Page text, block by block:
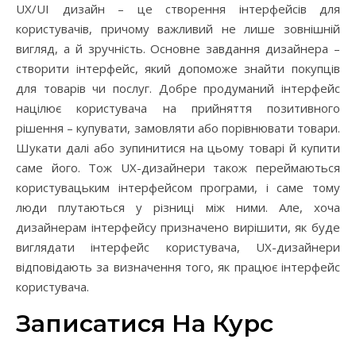
UX/UI дизайн – це створення інтерфейсів для
користувачів, причому важливий не лише зовнішній
вигляд, а й зручність. Основне завдання дизайнера –
створити інтерфейс, який допоможе знайти покупців
для товарів чи послуг. Добре продуманий інтерфейс
націлює користувача на прийняття позитивного
рішення – купувати, замовляти або порівнювати товари.
Шукати далі або зупинитися на цьому товарі й купити
саме його. Тож UX-дизайнери також переймаються
користувацьким інтерфейсом програми, і саме тому
люди плутаються у різниці між ними. Але, хоча
дизайнерам інтерфейсу призначено вирішити, як буде
виглядати інтерфейс користувача, UX-дизайнери
відповідають за визначення того, як працює інтерфейс
користувача.
Записатися На Курс